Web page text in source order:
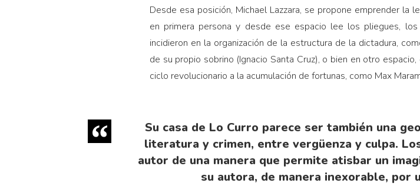
Desde esa posición, Michael Lazzara, se propone emprender
en primera persona y desde ese espacio lee los pliegues,
incidieron en la organización de la estructura de la dictadura,
de su propio sobrino (Ignacio Santa Cruz), o bien en otro
ciclo revolucionario a la acumulación de fortunas, como Max
Su casa de Lo Curro parece ser también una
literatura y crimen, entre vergüenza y culpa.
autor de una manera que permite atisbar un
su autora, de manera inexorable, por